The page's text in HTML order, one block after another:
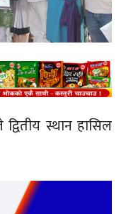
स्थान हासिल